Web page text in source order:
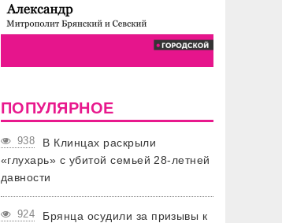
ПОПУЛЯРНОЕ
938
В Клинцах раскрыли
«глухарь» с убитой семьей 28-летней
давности
924
Брянца осудили за призывы к